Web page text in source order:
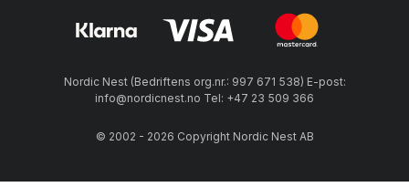
Nordic Nest (Bedriftens org.nr.: 997 671 538) E-post:
info@nordicnest.no Tel: +47 23 509 366
© 2002 - 2026 Copyright Nordic Nest AB